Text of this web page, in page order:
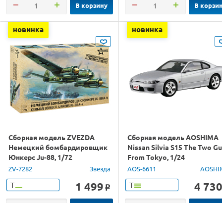
В корзину В
новинка
Сборная модель ZVEZDA
Немецкий бомбардировщик
Юнкерс Ju-88, 1/72
ZV-7282 Звезда
Т 1 499 o
новинка
Сборная модель AOSHIMA
Nissan Silvia S15 The Two
From Tokyo, 1/24
AOS-6611
Т 4 730